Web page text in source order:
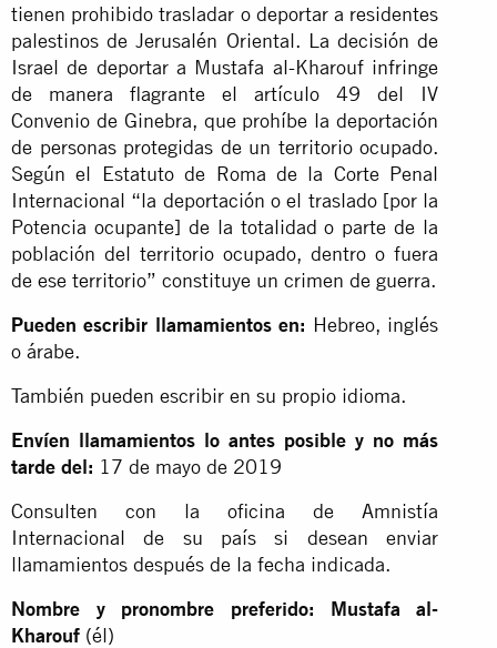
tienen prohibido trasladar o deportar a residentes
palestinos de Jerusalén Oriental. La decisión de
Israel de deportar a Mustafa al-Kharouf infringe
de manera flagrante el artículo 49 del IV
Convenio de Ginebra, que prohíbe la deportación
de personas protegidas de un territorio ocupado.
Según el Estatuto de Roma de la Corte Penal
Internacional “la deportación o el traslado [por la
Potencia ocupante] de la totalidad o parte de la
población del territorio ocupado, dentro o fuera
de ese territorio” constituye un crimen de guerra.
Pueden escribir llamamientos en: Hebreo, inglés
o árabe.
También pueden escribir en su propio idioma.
Envíen llamamientos lo antes posible y no más
tarde del: 17 de mayo de 2019
Consulten con la oficina de Amnistía
Internacional de su país si desean enviar
llamamientos después de la fecha indicada.
Nombre y pronombre preferido: Mustafa al-
Kharouf (él)